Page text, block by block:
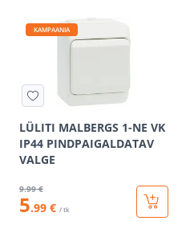
KAMPAANIA
LÜLITI MALBERGS 1-NE VK
IP44 PINDPAIGALDATAV
VALGE
9.99 €
5.99 € / tk